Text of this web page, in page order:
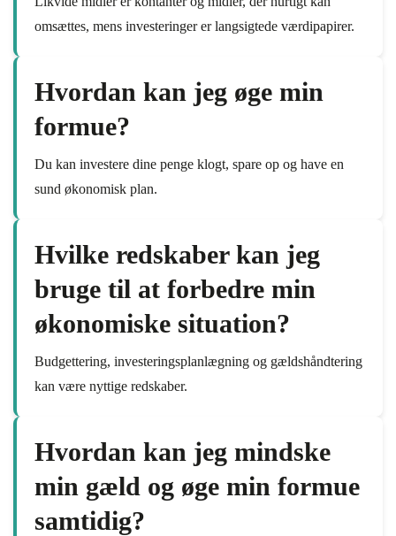
omsættes, mens investeringer er langsigtede værdipapirer.
Hvordan kan jeg øge min
formue?
Du kan investere dine penge klogt, spare op og have en
sund økonomisk plan.
Hvilke redskaber kan jeg
bruge til at forbedre min
økonomiske situation?
Budgettering, investeringsplanlægning og gældshåndtering
kan være nyttige redskaber.
Hvordan kan jeg mindske
min gæld og øge min formue
samtidig?